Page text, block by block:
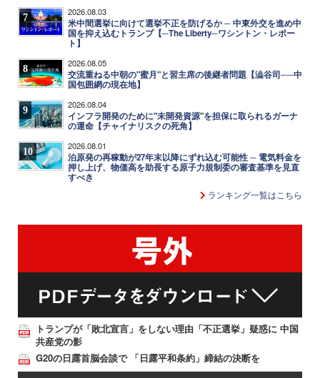
7 2026.08.03
米中間選挙に向けて選挙不正を防げるか ─ 中東外交を進め中
国を抑え込むトランプ【─The Liberty─ワシントン・レポー
ト】
8 2026.08.05
交流重ねる中朝の"蜜月"と習主席の後継者問題【澁谷司──中
国包囲網の現在地】
9 2026.08.04
インフラ開発のために"未開発資源"を担保に取られるガーナ
の運命【チャイナリスクの死角】
10 2026.08.01
泊原発の再稼動が27年末以降にずれ込む可能性 ─ 電気料金を
押し上げ、物価高を助長する原子力規制委の審査基準を見直
すべき
ランキング一覧はこちら
トランプが「敗北宣言」をしない理由「不正選挙」疑惑に 中国
共産党の影
G20の日露首脳会談で 「日露平和条約」締結の決断を